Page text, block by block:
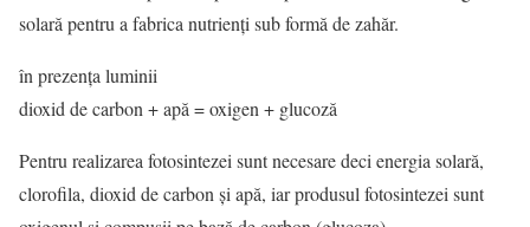
solară pentru a fabrica nutrienți sub formă de zahăr.
în prezența luminii
dioxid de carbon + apă = oxigen + glucoză
Pentru realizarea fotosintezei sunt necesare deci energia solară,
clorofila, dioxid de carbon și apă, iar produsul fotosintezei sunt